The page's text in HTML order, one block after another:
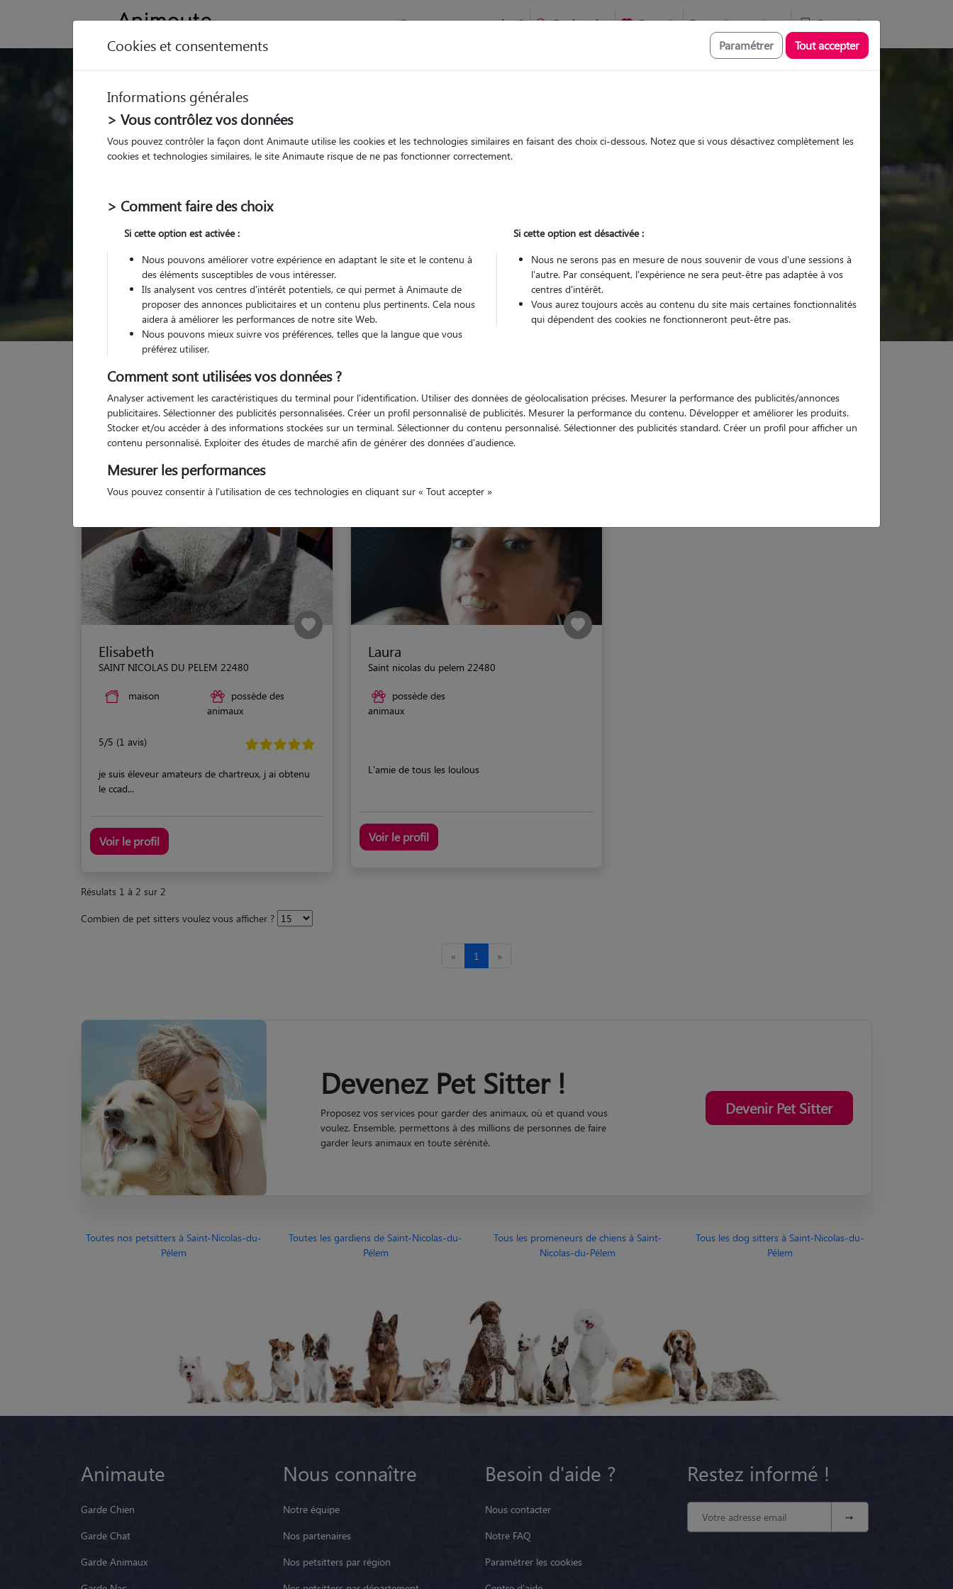
Comment ça marche ? Recherche Favoris Devenir pet sitter Connexion
Trouvez votre gardien idéal !
Parmi nospet sitters vérifiés chez le Pet Sitter
chez le Pet Sitter Visites
Visites
Pour quel animal ?
Trouver mon Pet Sitter
Garde animaux France Bretagne Cotes-d'Armor
Nos cat sitters à Saint-Nicolas-du-Pélem
Elisabeth
SAINT NICOLAS DU PELEM 22480
maison
possède des
animaux
5/5 (1 avis)
je suis éleveur amateurs de chartreux, j ai obtenu
le ccad...
Voir le profil
Laura
Saint nicolas du pelem 22480
possède des
animaux
L'amie de tous les loulous
Voir le profil
Résulats 1 à 2 sur 2
Combien de pet sitters voulez vous afficher ?
« 1 »
Devenez Pet Sitter !
Proposez vos services pour garder des animaux, où et quand vous
voulez. Ensemble, permettons à des millions de personnes de faire
garder leurs animaux en toute sérénité.
Devenir Pet Sitter
Toutes nos petsitters à Saint-Nicolas-du-
Pélem
Toutes les gardiens de Saint-Nicolas-du-
Pélem
Tous les promeneurs de chiens à Saint-
Nicolas-du-Pélem
Tous les dog sitters à Saint-Nicolas-du-
Pélem
Animaute
Garde Chien
Garde Chat
Garde Animaux
Nous connaître
Notre équipe
Nos partenaires
Nos petsitters par région
Besoin d'aide ?
Nous contacter
Notre FAQ
Paramétrer les cookies
Restez informé !
Cookies et consentements Paramétrer Tout accepter
Informations générales
> Vous contrôlez vos données
Vous pouvez contrôler la façon dont Animaute utilise les cookies et les technologies similaires en faisant des choix ci-dessous. Notez que si vous désactivez complètement les
cookies et technologies similaires, le site Animaute risque de ne pas fonctionner correctement.
> Comment faire des choix
Si cette option est activée :
Nous pouvons améliorer votre expérience en adaptant le site et le contenu à
des éléments susceptibles de vous intéresser.
Ils analysent vos centres d'intérêt potentiels, ce qui permet à Animaute de
proposer des annonces publicitaires et un contenu plus pertinents. Cela nous
aidera à améliorer les performances de notre site Web.
Nous pouvons mieux suivre vos préférences, telles que la langue que vous
préférez utiliser.
Si cette option est désactivée :
Nous ne serons pas en mesure de nous souvenir de vous d'une sessions à
l'autre. Par conséquent, l'expérience ne sera peut-être pas adaptée à vos
centres d'intérêt.
Vous aurez toujours accès au contenu du site mais certaines fonctionnalités
qui dépendent des cookies ne fonctionneront peut-être pas.
Comment sont utilisées vos données ?
Analyser activement les caractéristiques du terminal pour l'identification. Utiliser des données de géolocalisation précises. Mesurer la performance des publicités/annonces
publicitaires. Sélectionner des publicités personnalisées. Créer un profil personnalisé de publicités. Mesurer la performance du contenu. Développer et améliorer les produits.
Stocker et/ou accéder à des informations stockées sur un terminal. Sélectionner du contenu personnalisé. Sélectionner des publicités standard. Créer un profil pour afficher un
contenu personnalisé. Exploiter des études de marché afin de générer des données d'audience.
Mesurer les performances
Vous pouvez consentir à l'utilisation de ces technologies en cliquant sur « Tout accepter »